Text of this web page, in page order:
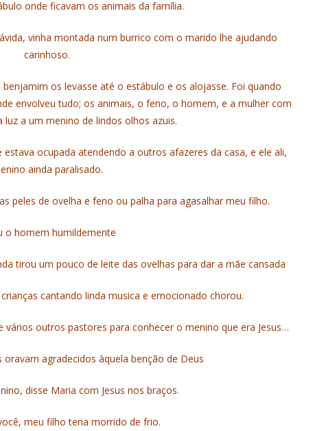
onde ficavam os animais da família.
vinha montada num burrico com o marido lhe ajudando
carinhoso.
os levasse até o estábulo e os alojasse. Foi quando
envolveu tudo; os animais, o feno, o homem, e a mulher com
luz a um menino de lindos olhos azuis.
ocupada atendendo a outros afazeres da casa, e ele ali,
ainda paralisado.
peles de ovelha e feno ou palha para agasalhar meu filho.
o homem humildemente
tirou um pouco de leite das ovelhas para dar a mãe cansada
cantando linda musica e emocionado chorou.
vários outros pastores para conhecer o menino que era Jesus…
agradecidos àquela benção de Deus
disse Maria com Jesus nos braços.
meu filho teria morrido de frio.